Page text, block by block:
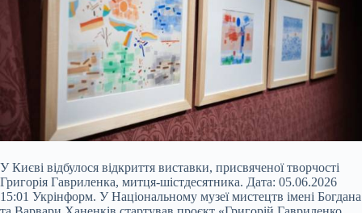
У Києві відбулося відкриття виставки, присвяченої творчості
Григорія Гавриленка, митця-шістдесятника. Дата: 05.06.2026
15:01 Укрінформ. У Національному музеї мистецтв імені Богдана